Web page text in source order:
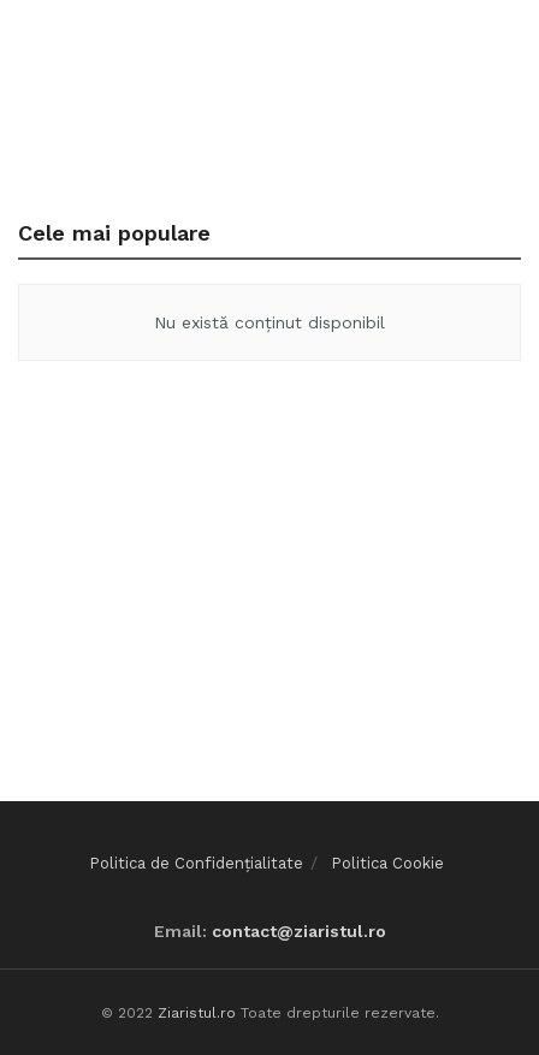
Cele mai populare
Nu există conținut disponibil
Politica de Confidențialitate Politica Cookie
Email: contact@ziaristul.ro
© 2022 Ziaristul.ro Toate drepturile rezervate.